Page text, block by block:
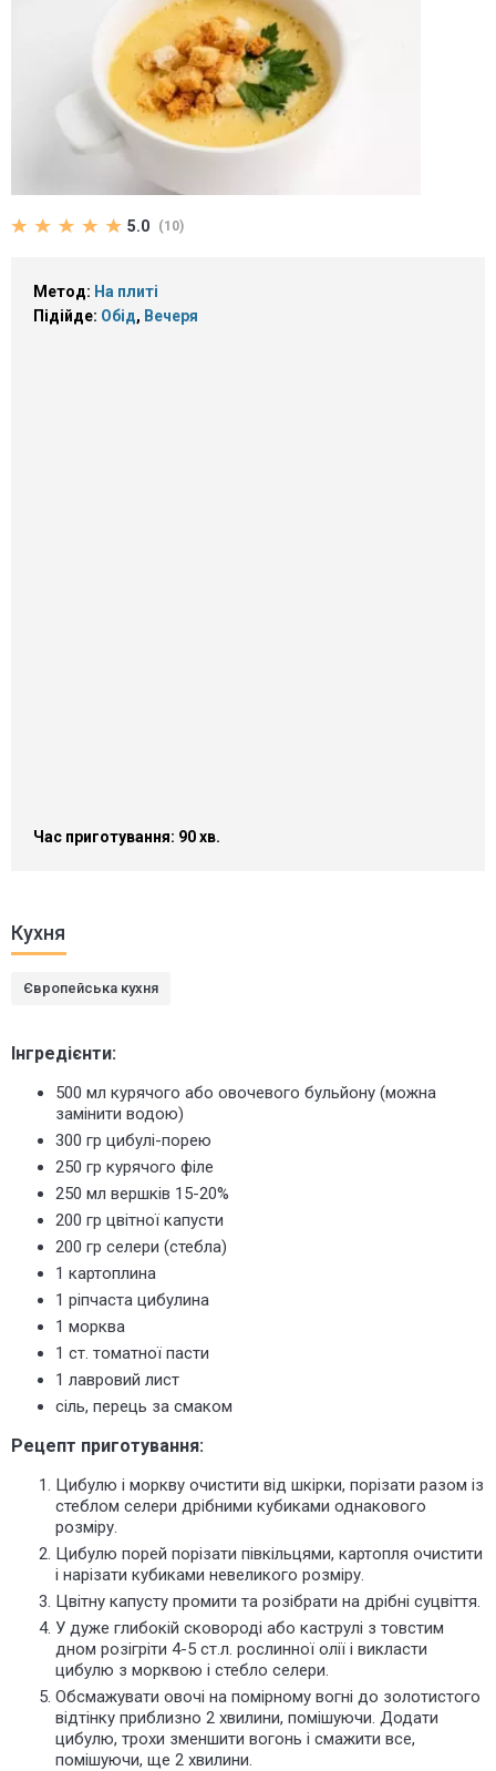
5.0 (10)
Метод: На плиті
Підійде: Обід, Вечеря
Час приготування: 90 хв.
Кухня
Європейська кухня
Інгредієнти:
500 мл курячого або овочевого бульйону (можна
замінити водою)
300 гр цибулі-порею
250 гр курячого філе
250 мл вершків 15-20%
200 гр цвітної капусти
200 гр селери (стебла)
1 картоплина
1 ріпчаста цибулина
1 морква
1 ст. томатної пасти
1 лавровий лист
сіль, перець за смаком
Рецепт приготування:
Цибулю і моркву очистити від шкірки, порізати разом із
стеблом селери дрібними кубиками однакового
розміру.
Цибулю порей порізати півкільцями, картопля очистити
і нарізати кубиками невеликого розміру.
Цвітну капусту промити та розібрати на дрібні суцвіття.
У дуже глибокій сковороді або каструлі з товстим
дном розігріти 4-5 ст.л. рослинної олії і викласти
цибулю з морквою і стебло селери.
Обсмажувати овочі на помірному вогні до золотистого
відтінку приблизно 2 хвилини, помішуючи. Додати
цибулю, трохи зменшити вогонь і смажити все,
помішуючи, ще 2 хвилини.